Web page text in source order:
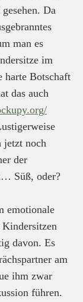
Da
man es
im
harte Botschaft
das auch
jetzt noch
der
Süß, oder?
emotionale
davon. Es
am
ihm zwar
führen.